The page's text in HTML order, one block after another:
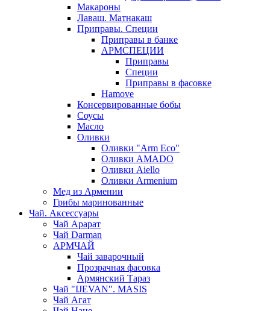
Макароны
Лаваш. Матнакаш
Приправы. Специи
Приправы в банке
АРМСПЕЦИИ
Приправы
Специи
Приправы в фасовке
Hamove
Консервированные бобы
Соусы
Масло
Оливки
Оливки "Arm Eco"
Оливки AMADO
Оливки Aiello
Оливки Armenium
Мед из Армении
Грибы маринованные
Чай. Аксессуары
Чай Арарат
Чай Darman
АРМЧАЙ
Чай заварочный
Прозрачная фасовка
Армянский Тараз
Чай "IJEVAN". MASIS
Чай Агат